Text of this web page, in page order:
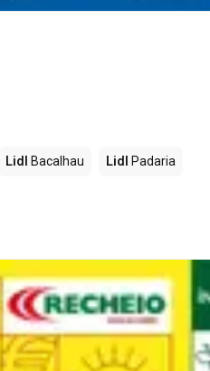
Lidl Bacalhau Lidl Padaria